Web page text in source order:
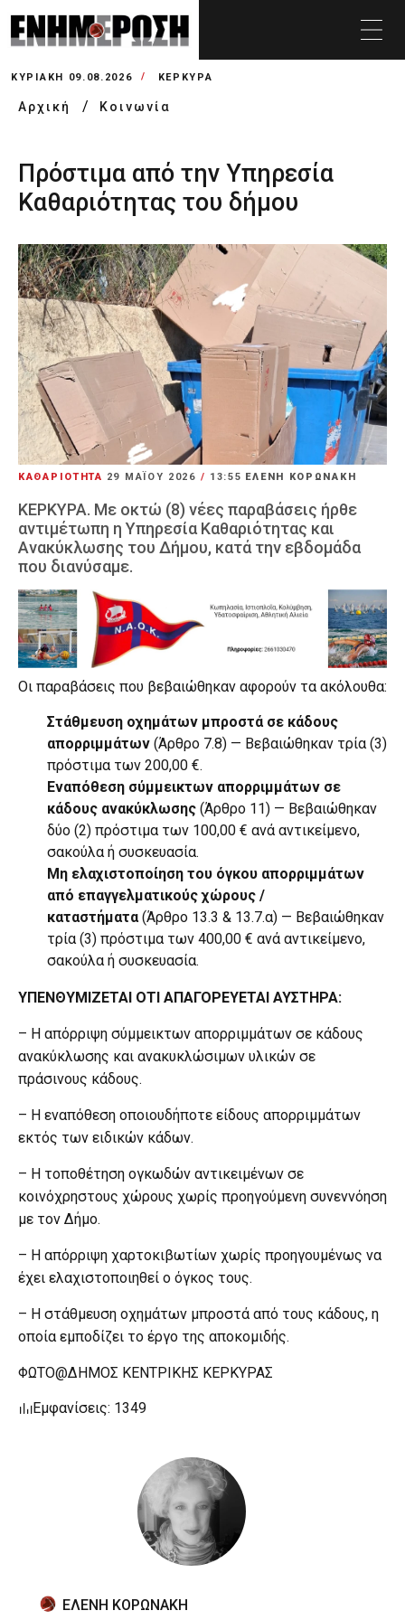
ΚΥΡΙΑΚΉ 09.08.2026 ΚΕΡΚΥΡΑ
Αρχική Κοινωνία
Πρόστιμα από την Υπηρεσία
Καθαριότητας του δήμου
ΚΑΘΑΡΙΟΤΗΤΑ 29 ΜΑΪ́ΟΥ 2026 / 13:55 ΕΛΕΝΗ ΚΟΡΩΝΑΚΗ
ΚΕΡΚΥΡΑ. Με οκτώ (8) νέες παραβάσεις ήρθε
αντιμέτωπη η Υπηρεσία Καθαριότητας και
Ανακύκλωσης του Δήμου, κατά την εβδομάδα
που διανύσαμε.
Οι παραβάσεις που βεβαιώθηκαν αφορούν τα ακόλουθα:
Στάθμευση οχημάτων μπροστά σε κάδους
απορριμμάτων (Άρθρο 7.8) — Βεβαιώθηκαν τρία (3)
πρόστιμα των 200,00 €.
Εναπόθεση σύμμεικτων απορριμμάτων σε
κάδους ανακύκλωσης (Άρθρο 11) — Βεβαιώθηκαν
δύο (2) πρόστιμα των 100,00 € ανά αντικείμενο,
σακούλα ή συσκευασία.
Μη ελαχιστοποίηση του όγκου απορριμμάτων
από επαγγελματικούς χώρους /
καταστήματα(Άρθρο 13.3 & 13.7.α) — Βεβαιώθηκαν
τρία (3) πρόστιμα των 400,00 € ανά αντικείμενο,
σακούλα ή συσκευασία.
ΥΠΕΝΘΥΜΙΖΕΤΑΙ ΟΤΙ ΑΠΑΓΟΡΕΥΕΤΑΙ ΑΥΣΤΗΡΑ:
– Η απόρριψη σύμμεικτων απορριμμάτων σε κάδους
ανακύκλωσης και ανακυκλώσιμων υλικών σε
πράσινους κάδους.
– Η εναπόθεση οποιουδήποτε είδους απορριμμάτων
εκτός των ειδικών κάδων.
– Η τοποθέτηση ογκωδών αντικειμένων σε
κοινόχρηστους χώρους χωρίς προηγούμενη συνεννόηση
με τον Δήμο.
– Η απόρριψη χαρτοκιβωτίων χωρίς προηγουμένως να
έχει ελαχιστοποιηθεί ο όγκος τους.
– Η στάθμευση οχημάτων μπροστά από τους κάδους, η
οποία εμποδίζει το έργο της αποκομιδής.
ΦΩΤΟ@ΔΗΜΟΣ ΚΕΝΤΡΙΚΗΣ ΚΕΡΚΥΡΑΣ
Εμφανίσεις: 1349
ΕΛΕΝΗ ΚΟΡΩΝΑΚΗ